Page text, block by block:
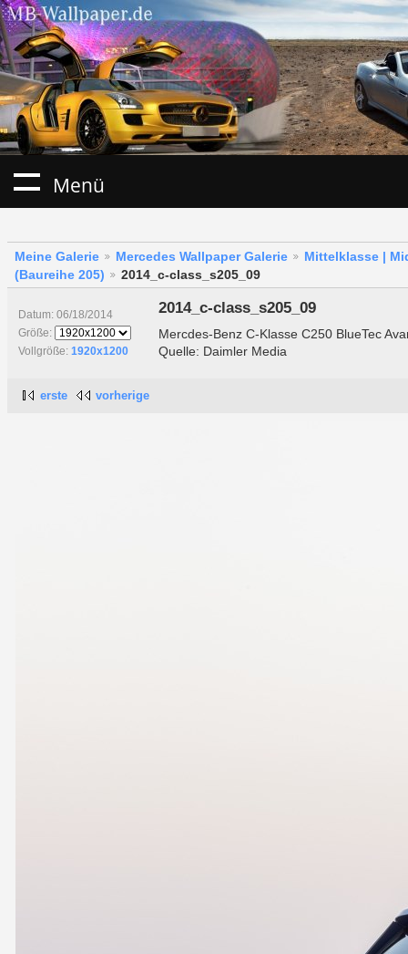
Menü
Meine Galerie Mercedes Wallpaper Galerie
Mittelklasse |
(Baureihe 205)
2014_c-class_s205_09
Datum: 06/18/2014
Größe:
Vollgröße: 1920x1200
2014_c-class_s205_09
Mercdes-Benz C-Klasse C250 BlueTec
Quelle: Daimler Media
erste vorherige